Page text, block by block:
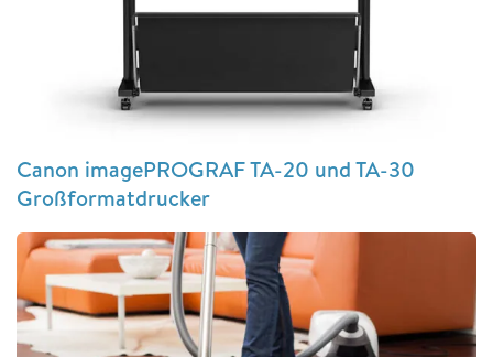
Canon imagePROGRAF TA-20 und TA-30
Großformatdrucker